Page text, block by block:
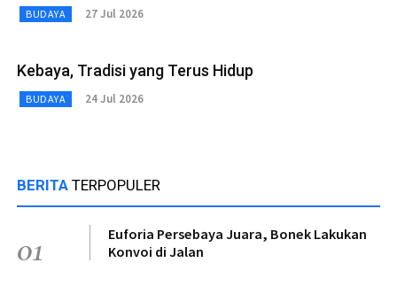
BUDAYA 27 Jul 2026
Kebaya, Tradisi yang Terus Hidup
BUDAYA 24 Jul 2026
BERITA TERPOPULER
01
Euforia Persebaya Juara, Bonek Lakukan
Konvoi di Jalan